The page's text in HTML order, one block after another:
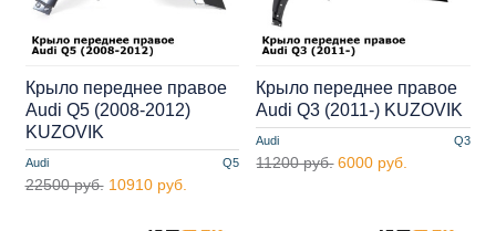
Audi Q5
Крыло переднее правое
Audi Q5 (2008-2012)
KUZOVIK
22500 руб. 10910 руб.
Audi Q3
Крыло переднее правое
Audi Q3 (2011-) KUZOVIK
11200 руб. 6000 руб.